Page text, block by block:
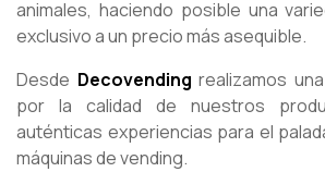
animales, haciendo posible una
exclusivo a un precio más asequible.
Desde Decovending realizamos
por la calidad de nuestros
auténticas experiencias para el
máquinas de vending.